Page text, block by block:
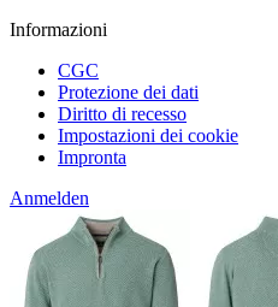
Informazioni
CGC
Protezione dei dati
Diritto di recesso
Impostazioni dei cookie
Impronta
Anmelden